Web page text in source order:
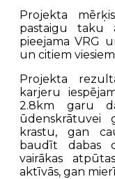
Projekta
pastaigu taku
pieejama VRG
un citiem viesiem
Projekta
karjeru
2.8km garu
ūdenskrātuvei
krastu, gan
baudīt dabas
vairākas
aktīvās, gan